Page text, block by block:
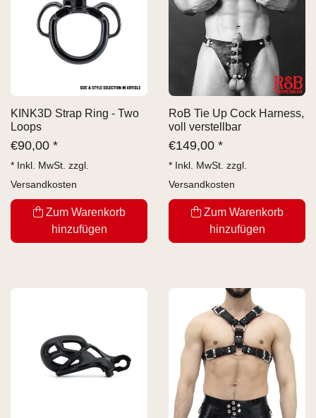
KINK3D Strap Ring - Two
Loops
€90,00 *
* Inkl. MwSt. zzgl.
Versandkosten
Zum Warenkorb
hinzufügen
RoB Tie Up Cock Harness,
voll verstellbar
€149,00 *
* Inkl. MwSt. zzgl.
Versandkosten
Zum Warenkorb
hinzufügen